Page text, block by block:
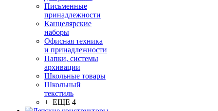
Письменные
принадлежности
Канцелярские
наборы
Офисная техника
и принадлежности
Папки, системы
архивации
Школьные товары
Школьный
текстиль
+ ЕЩЕ 4